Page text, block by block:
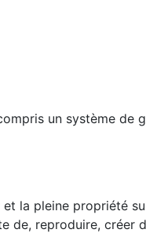
un système de
la pleine propriété
de, reproduire,